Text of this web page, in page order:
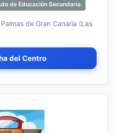
de Educación Secundaria
de Gran Canaria (Las
del Centro